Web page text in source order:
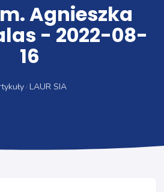
Agnieszka
- 2022-08-
16
LAUR SIA